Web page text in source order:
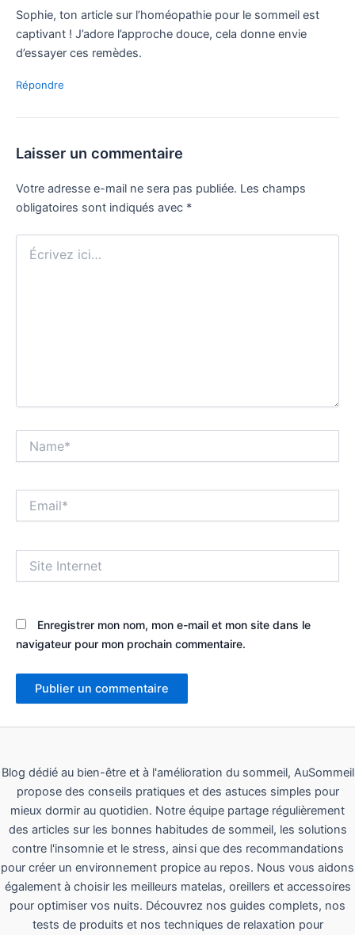
Sophie, ton article sur l’homéopathie pour le sommeil est
captivant ! J’adore l’approche douce, cela donne envie
d’essayer ces remèdes.
Répondre
Laisser un commentaire
Votre adresse e-mail ne sera pas publiée. Les champs
obligatoires sont indiqués avec *
Écrivez
ici…
Internet
Enregistrer mon nom, mon e-mail et mon site dans le
navigateur pour mon prochain commentaire.
Blog dédié au bien-être et à l'amélioration du sommeil, AuSommeil
propose des conseils pratiques et des astuces simples pour
mieux dormir au quotidien. Notre équipe partage régulièrement
des articles sur les bonnes habitudes de sommeil, les solutions
contre l'insomnie et le stress, ainsi que des recommandations
pour créer un environnement propice au repos. Nous vous aidons
également à choisir les meilleurs matelas, oreillers et accessoires
pour optimiser vos nuits. Découvrez nos guides complets, nos
tests de produits et nos techniques de relaxation pour